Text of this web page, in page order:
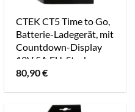
CTEK CT5 Time to Go,
Batterie-Ladegerät, mit
Countdown-Display
12V 5A EU-Stecker
80,90€